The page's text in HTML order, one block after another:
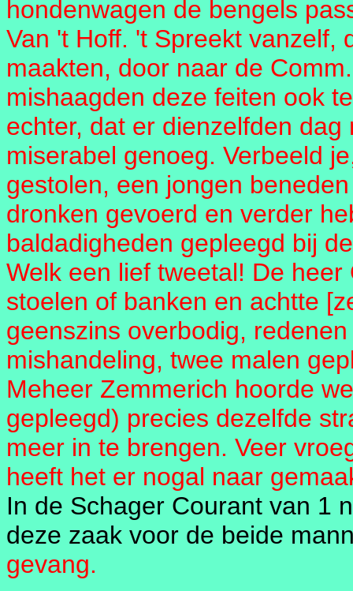
hondenwagen de bengels
Van 't Hoff. 't Spreekt vanzelf,
maakten, door naar de
mishaagden deze feiten ook
echter, dat er dienzelfden
miserabel genoeg. Verbeeld
gestolen, een jongen
dronken gevoerd en verder
baldadigheden gepleegd bij
Welk een lief tweetal! De
stoelen of banken en achtte
geenszins overbodig,
mishandeling, twee malen
Meheer Zemmerich hoorde
gepleegd) precies dezelfde
meer in te brengen. Veer
heeft het er nogal naar
In de Schager Courant van 1
deze zaak voor de beide
gevang.